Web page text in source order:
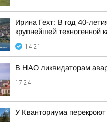
Ирина Гехт: В год 40-
крупнейшей техногенной
14:21
В НАО ликвидаторам
17:24
У Кванториума